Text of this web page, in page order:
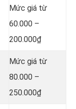
Mức giá từ
60.000 –
200.000₫
Mức giá từ
80.000 –
250.000₫